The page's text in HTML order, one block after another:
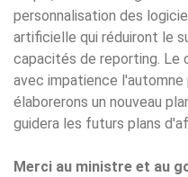
personnalisation des
artificielle qui réduiront le
capacités de reporting. Le
avec impatience l'automne
élaborerons un nouveau
guidera les futurs plans
Merci au ministre et au